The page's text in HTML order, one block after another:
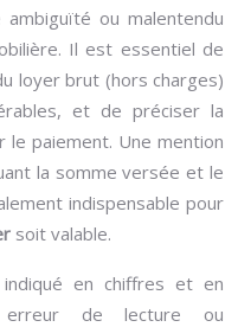
ou malentendu
Il est essentiel de
loyer brut (hors charges)
et de préciser la
le paiement. Une mention
la somme versée et le
indispensable pour
soit valable.
en chiffres et en
de lecture ou